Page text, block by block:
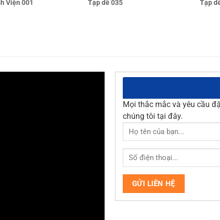
Viện 001 Tạp dề 035 Tạp
Mọi thắc mắc và yêu cầu
chúng tôi tại đây.